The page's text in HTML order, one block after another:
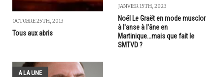
OCTOBRE 25TH, 2013
Tous aux abris
JANVIER 15TH, 2023
Noël Le Graët en mode musclor
à l'anse à l'âne en
Martinique...mais que fait le
SMTVD ?
A LA UNE